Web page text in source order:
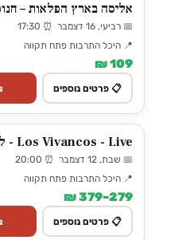
אליסה בארץ הפלאות – חנוכה
📅 רביעי, 16 דצמבר ⏰ 17:30
📍 היכל התרבות פתח תקווה
109 ₪
📋 פרטים נוספים
Los Vivancos - Live - לוס ויונקוס
📅 שבת, 12 דצמבר ⏰ 20:00
📍 היכל התרבות פתח תקווה
279–379 ₪
📋 פרטים נוספים